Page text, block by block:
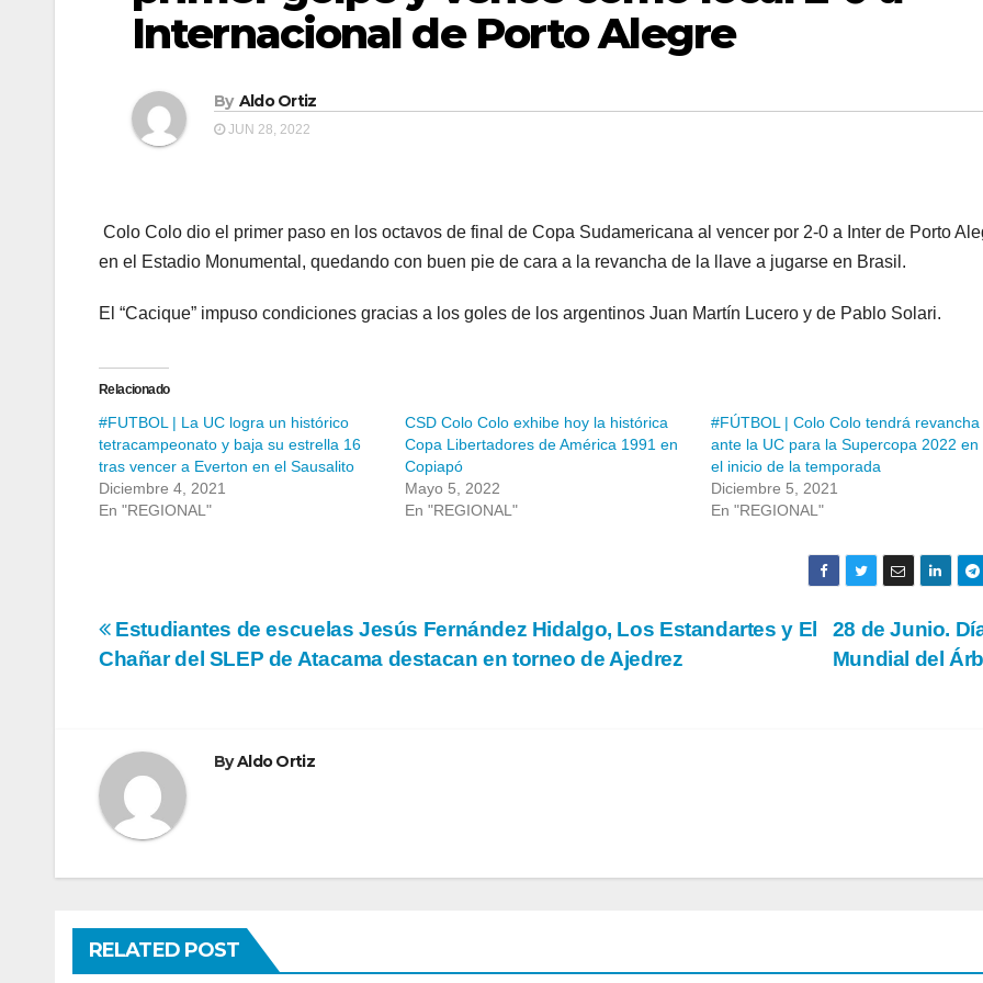
Internacional de Porto Alegre
By Aldo Ortiz
JUN 28, 2022
Colo Colo dio el primer paso en los octavos de final de Copa Sudamericana al vencer por 2-0 a Inter de Porto
en el Estadio Monumental, quedando con buen pie de cara a la revancha de la llave a jugarse en Brasil.
El “Cacique” impuso condiciones gracias a los goles de los argentinos Juan Martín Lucero y de Pablo Solari.
Relacionado
#FUTBOL | La UC logra un histórico
tetracampeonato y baja su estrella 16
tras vencer a Everton en el Sausalito
Diciembre 4, 2021
En "REGIONAL"
CSD Colo Colo exhibe hoy la histórica
Copa Libertadores de América 1991 en
Copiapó
Mayo 5, 2022
En "REGIONAL"
#FÚTBOL | Colo Colo tendrá revancha
ante la UC para la Supercopa 2022 en
el inicio de la temporada
Diciembre 5, 2021
En "REGIONAL"
Navegación
28 de Junio.
Mundial del
Estudiantes de escuelas Jesús Fernández Hidalgo, Los Estandartes y El
Chañar del SLEP de Atacama destacan en torneo de Ajedrez
ByAldo Ortiz
RELATED POST